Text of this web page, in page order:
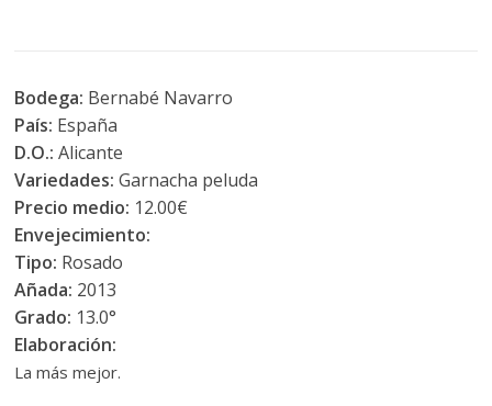
Bodega: Bernabé Navarro
País: España
D.O.:Alicante
Variedades: Garnacha peluda
Precio medio: 12.00€
Envejecimiento:
Tipo: Rosado
Añada: 2013
Grado: 13.0°
Elaboración:
La más mejor.